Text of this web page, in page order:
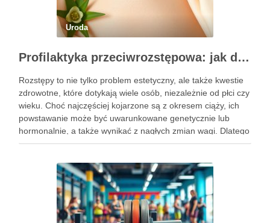
Uroda
Profilaktyka przeciwrozstępowa: jak dbać o skórę skutecznie?
Rozstępy to nie tylko problem estetyczny, ale także kwestie
zdrowotne, które dotykają wiele osób, niezależnie od płci czy
wieku. Choć najczęściej kojarzone są z okresem ciąży, ich
powstawanie może być uwarunkowane genetycznie lub
hormonalnie, a także wynikać z nagłych zmian wagi. Dlatego
kluczowe jest, aby już od najmłodszych lat zadbać …